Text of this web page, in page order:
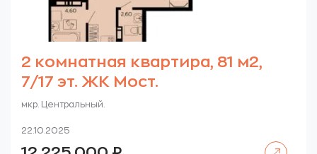
2 комнатная квартира, 81 м2,
7/17 эт. ЖК Мост.
мкр. Центральный.
22.10.2025